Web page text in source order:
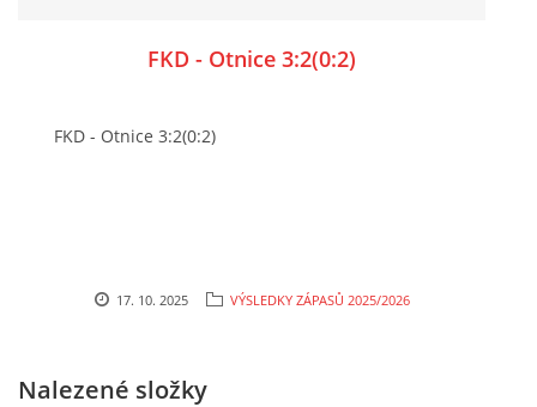
FKD - Otnice 3:2(0:2)
FKD - Otnice 3:2(0:2)
17. 10. 2025 VÝSLEDKY ZÁPASŮ 2025/2026
Nalezené složky